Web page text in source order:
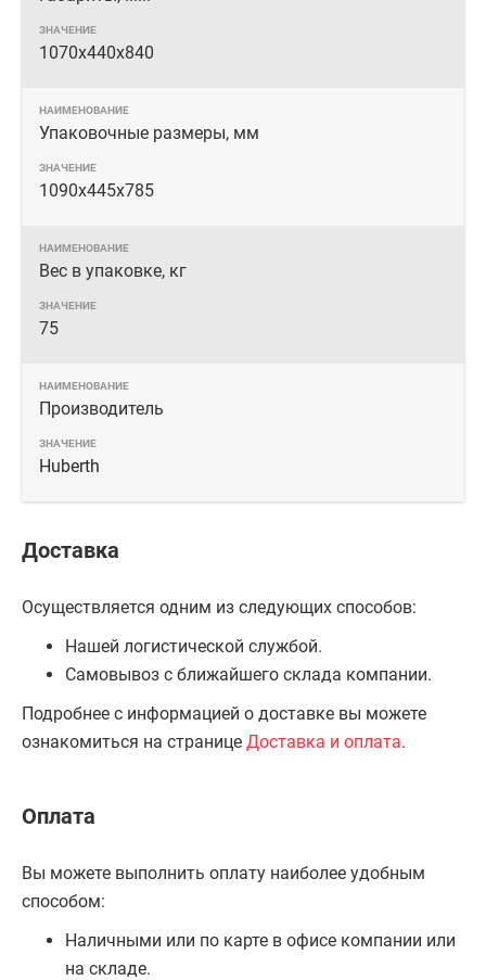
1070х440х840
Упаковочные размеры, мм
1090х445х785
Вес в упаковке, кг
75
Производитель
Huberth
Доставка
Осуществляется одним из следующих способов:
Нашей логистической службой.
Самовывоз с ближайшего склада компании.
Подробнее с информацией о доставке вы можете
ознакомиться на странице Доставка и оплата.
Оплата
Вы можете выполнить оплату наиболее удобным
способом:
Наличными или по карте в офисе компании или
на складе.